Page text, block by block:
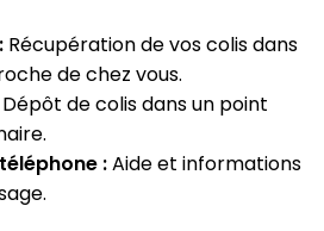
Récupération de vos colis dans
de chez vous.
Dépôt de colis dans un point
:Aide et informations